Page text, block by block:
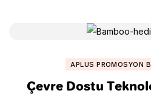
APLUS PROMOSYON
Çevre Dostu